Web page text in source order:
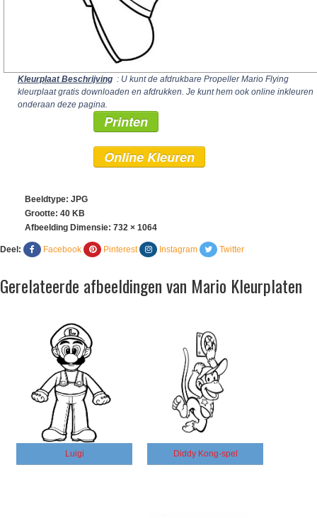
Kleurplaat Beschrijving : U kunt de afdrukbare Propeller Mario Flying
kleurplaat gratis downloaden en afdrukken. Je kunt hem ook online inkleuren
onderaan deze pagina.
Printen
Online Kleuren
Beeldtype: JPG
Grootte: 40 KB
Afbeelding Dimensie: 732 × 1064
Deel: Facebook Pinterest Instagram Twitter
Gerelateerde afbeeldingen van Mario Kleurplaten
Luigi Diddy Kong-spel